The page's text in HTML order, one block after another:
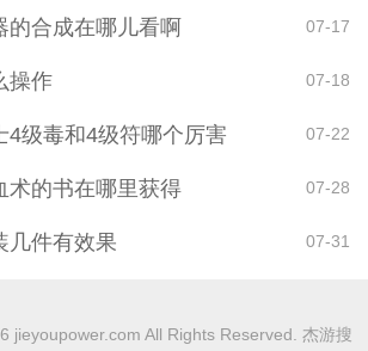
的合成在哪儿看啊 07-17
操作 07-18
4级毒和4级符哪个厉害 07-22
术的书在哪里获得 07-28
几件有效果 07-31
jieyoupower.com All Rights Reserved. 杰游搜